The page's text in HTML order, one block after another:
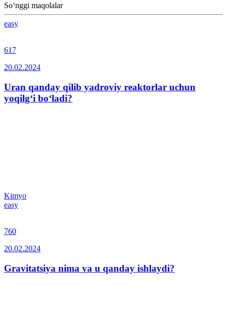
So‘nggi maqolalar
easy
617
20.02.2024
Uran qanday qilib yadroviy reaktorlar uchun
yoqilg‘i bo‘ladi?
Kimyo
easy
760
20.02.2024
Gravitatsiya nima va u qanday ishlaydi?